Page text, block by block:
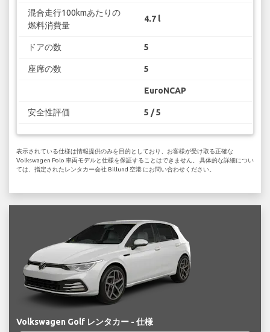
混合走行100kmあたりの
燃料消費量
4.7 l
ドアの数 5
座席の数 5
EuroNCAP
安全性評価 5 / 5
表示されている仕様は情報提供のみを目的としており、お客様が受け取る正確な
Volkswagen Polo 車両モデルと仕様を保証することはできません。 具体的な詳細につい
ては、指定されたレンタカー会社 Billund 空港 にお問い合わせください。
Volkswagen Golf レンタカー - 仕様